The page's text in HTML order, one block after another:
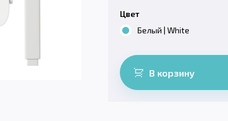
Цвет
Белый | White
В корзину